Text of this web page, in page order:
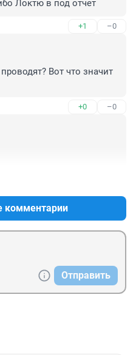
Локтю в под отчет
+1 –0
Вот что значит
+0 –0
комментарии
Отправить